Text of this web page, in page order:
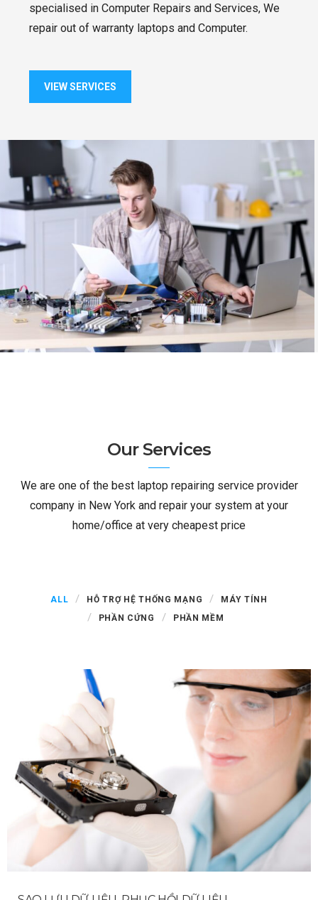
specialised in Computer Repairs and Services, We
repair out of warranty laptops and Computer.
VIEW SERVICES
Our Services
We are one of the best laptop repairing service provider
company in New York and repair your system at your
home/office at very cheapest price
ALL HỖ TRỢ HỆ THỐNG MẠNG
MÁY TÍNH
PHẦN CỨNG
PHẦN MỀM